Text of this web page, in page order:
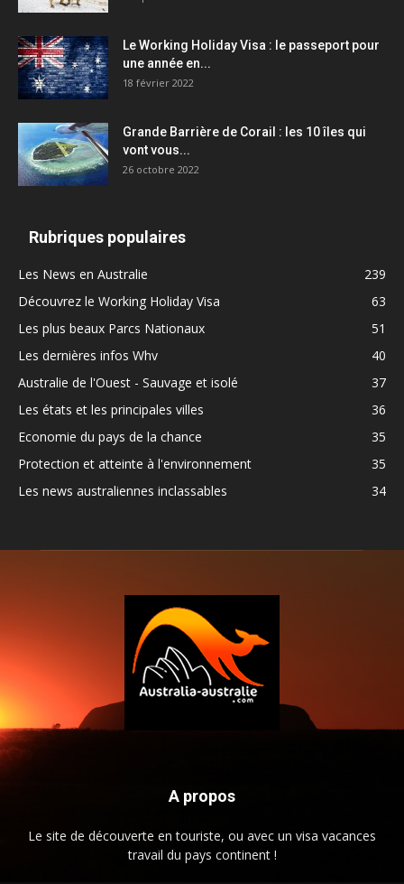
Le Working Holiday Visa : le passeport pour
une année en...
18 février 2022
Grande Barrière de Corail : les 10 îles qui
vont vous...
26 octobre 2022
Rubriques populaires
Les News en Australie
239
Découvrez le Working Holiday Visa
63
Les plus beaux Parcs Nationaux
51
Les dernières infos Whv
40
Australie de l'Ouest - Sauvage et isolé
37
Les états et les principales villes
36
Economie du pays de la chance
35
Protection et atteinte à l'environnement
35
Les news australiennes inclassables
34
A propos
Le site de découverte en touriste, ou avec un visa vacances
travail du pays continent !